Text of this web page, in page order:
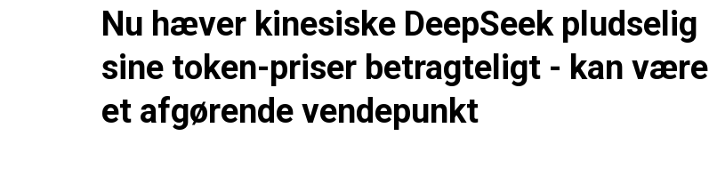
Nu hæver kinesiske DeepSeek pludselig
sine token-priser betragteligt - kan være
et afgørende vendepunkt